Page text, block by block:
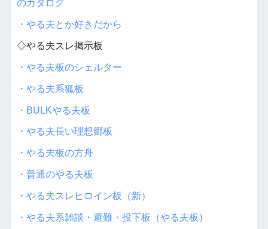
のカタログ
・やる夫とか好きだから
◇やる夫スレ掲示板
・やる夫板のシェルター
・やる夫系狐板
・BULKやる夫板
・やる夫長い理想郷板
・やる夫板の方舟
・普通のやる夫板
・やる夫スレヒロイン板（新）
・やる夫系雑談・避難・投下板（やる夫板）